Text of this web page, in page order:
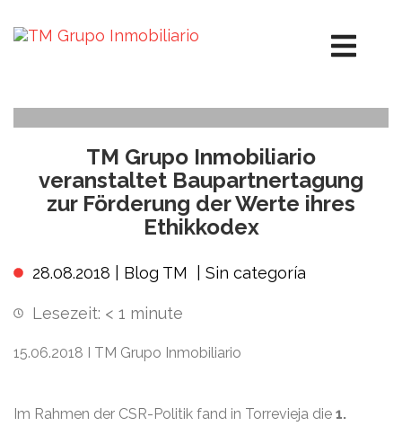
TM Grupo Inmobiliario
veranstaltet Baupartnertagung
zur Förderung der Werte ihres
Ethikkodex
28.08.2018 | Blog TM Sin categoría
Lesezeit: < 1 minute
15.06.2018 I TM Grupo Inmobiliario
Im Rahmen der CSR-Politik fand in Torrevieja die 1.